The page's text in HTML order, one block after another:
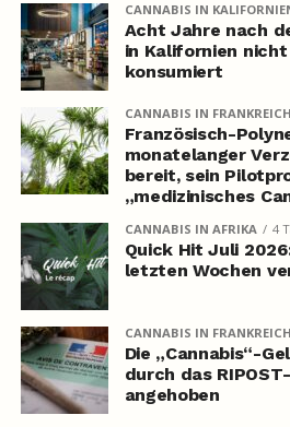
CANNABIS IN
Acht Jahre nach
in Kalifornien
konsumiert
CANNABIS IN FRANKREICH
Französisch-
monatelanger
bereit, sein
„medizinisches
CANNABIS IN AFRIKA 4
Quick Hit Juli
letzten Wochen
CANNABIS IN FRANKREICH
Die „Cannabis“-
durch das
angehoben